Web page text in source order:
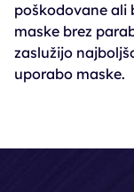
poškodovane ali
maske brez
zaslužijo
uporabo maske.